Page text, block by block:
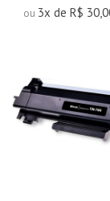
ou 3x de R$